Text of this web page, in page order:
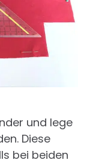
und lege
Diese
bei beiden